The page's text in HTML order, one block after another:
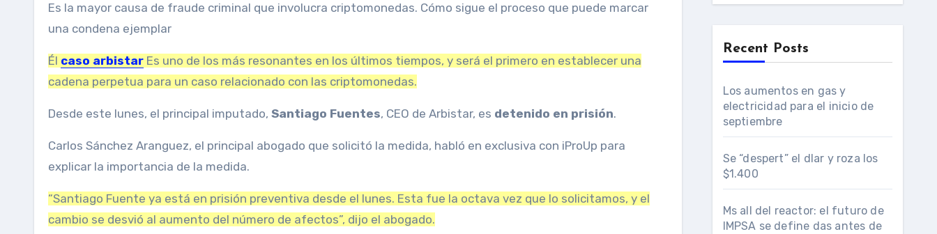
Es la mayor causa de fraude criminal que involucra criptomonedas. Cómo sigue el proceso que puede marcar
una condena ejemplar
Él caso arbistar Es uno de los más resonantes en los últimos tiempos, y será el primero en establecer una
cadena perpetua para un caso relacionado con las criptomonedas.
Desde este lunes, el principal imputado, Santiago Fuentes, CEO de Arbistar, es detenido en prisión.
Carlos Sánchez Aranguez, el principal abogado que solicitó la medida, habló en exclusiva con iProUp para
explicar la importancia de la medida.
“Santiago Fuente ya está en prisión preventiva desde el lunes. Esta fue la octava vez que lo solicitamos, y el
cambio se desvió al aumento del número de afectos”, dijo el abogado.
Recent Posts
Los aumentos en gas y
electricidad para el inicio de
septiembre
Se “despert” el dlar y roza los
$1.400
Ms all del reactor: el futuro de
IMPSA se define das antes de